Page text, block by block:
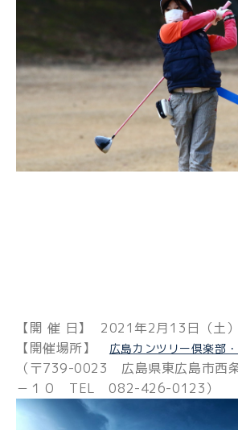
【開 催 日】 2021年2月13日（土）
【開催場所】
広島カンツリー倶楽部
（〒739-0023 広島県東広島市西
－１０ TEL 082-426-0123）